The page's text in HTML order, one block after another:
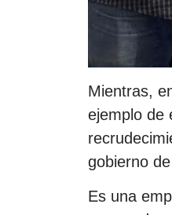
Mientras,
ejemplo de
gobierno
Es una